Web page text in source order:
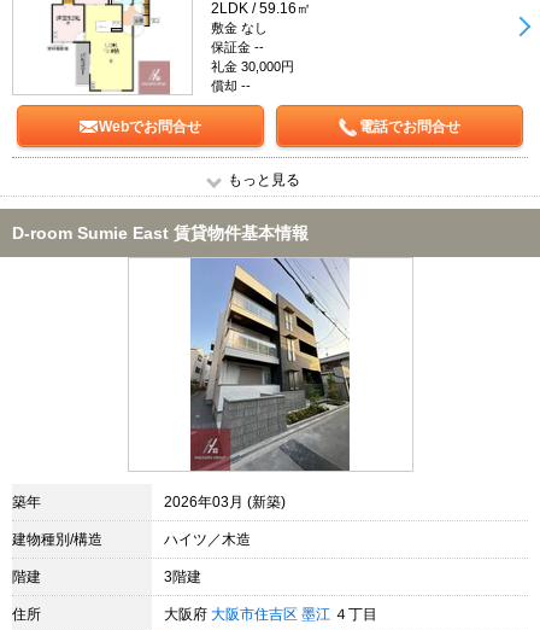
2LDK / 59.16㎡
敷金 なし
保証金 --
礼金 30,000円
償却 --
Webでお問合せ 電話でお問合せ
もっと見る
D-room Sumie East 賃貸物件基本情報
築年 2026年03月 (新築)
建物種別/構造 ハイツ／木造
階建 3階建
住所 大阪府 大阪市住吉区 墨江 ４丁目